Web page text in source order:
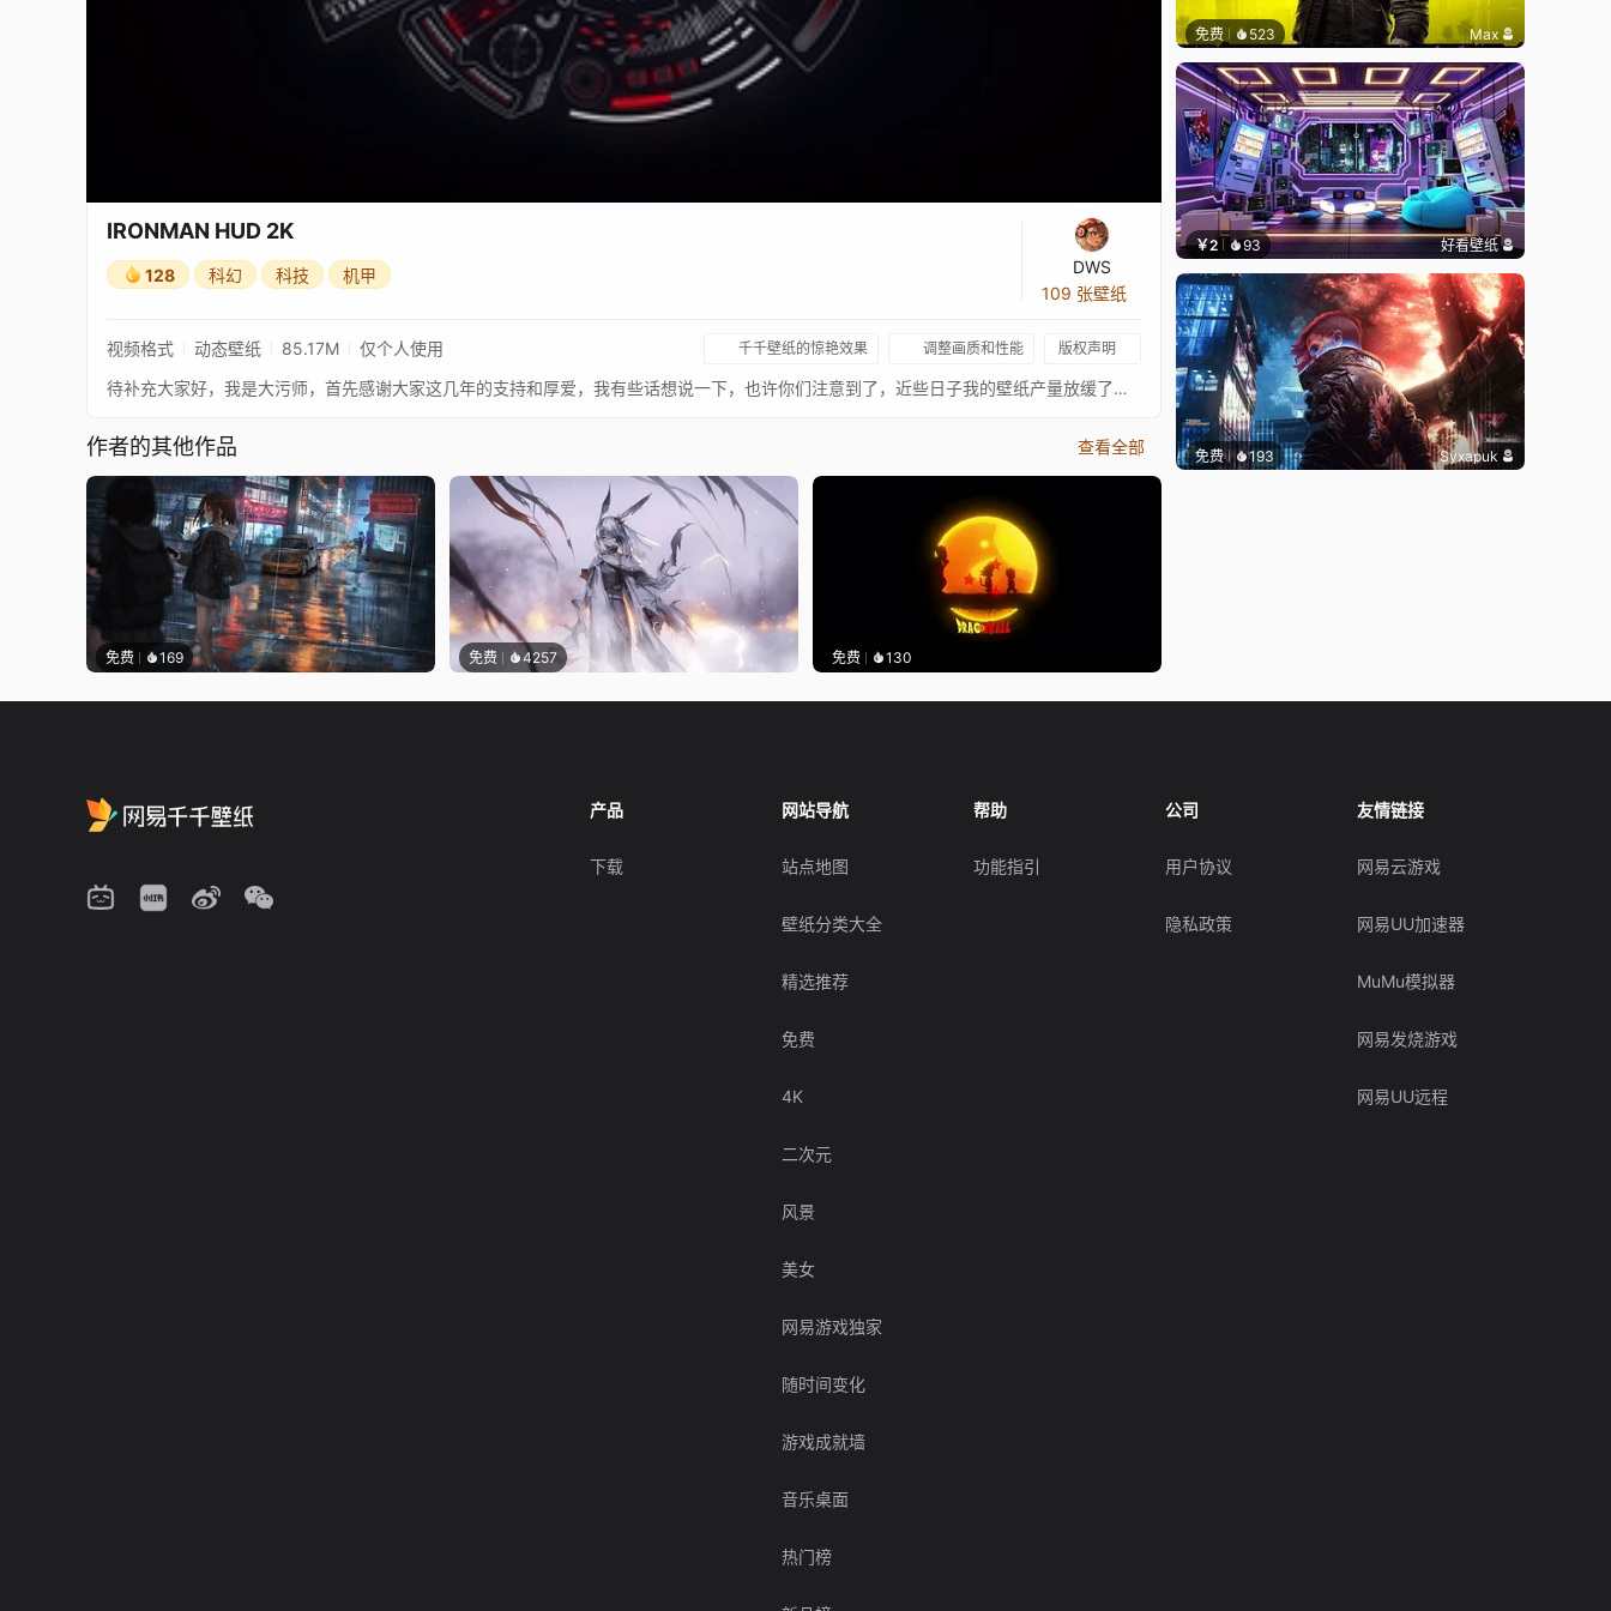
IRONMAN HUD 2K
128 科幻 科技 机甲
DWS
109 张壁纸
视频格式 动态壁纸 85.17M 仅个人使用 千千壁纸的惊艳效果 调整画质和性能 版权声明
待补充大家好，我是大污师，首先感谢大家这几年的支持和厚爱，我有些话想说一下，也许你们注意到了，近些日子我的壁纸产量放缓了，我的收入并不高，还在使用五年前的电脑进行创作。制作壁纸几乎占据了我所有的业余时间，有时还需要熬夜，最近我的第二个宝宝降生了，我不知道还能在这里坚持多久。有条件想支持一下的朋友可以考虑捐助一下下。再次感谢大家的支持二维码捐赠 Hello everyone, I am DWS, first of all, thank you for your support and love over the years, I would like to say something, maybe you have noticed that my wallpaper production has declined recently, my income is not high, I still use the computer five years ago to create.Wallpaper making takes up almost all of my spare time, and sometimes I have to stay up late. Recently my second baby was born, and I don't know how much longer I can stay here. Conditionally want to support a friend can consider a donation.Thanks again for your support PAYPAL [paypal.me]
作者的其他作品 查看全部
免费 169 免费 4257 免费 130
免费 523 Max
￥2 93 好看壁纸
免费 193 Syxapuk
产品
下载
网站导航
站点地图
壁纸分类大全
精选推荐
免费
4K
二次元
风景
美女
网易游戏独家
随时间变化
游戏成就墙
音乐桌面
热门榜
帮助
功能指引
公司
用户协议
隐私政策
友情链接
网易云游戏
网易UU加速器
MuMu模拟器
网易发烧游戏
网易UU远程